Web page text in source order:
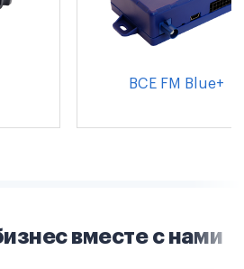
BCE FM Blue+
вместе с нами